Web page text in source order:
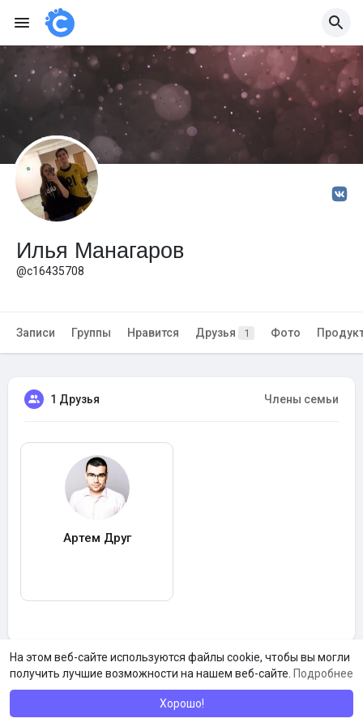
На этом веб-сайте используются файлы cookie, чтобы вы могли
получить лучшие возможности на нашем веб-сайте. Подробнее
Хорошо!
Илья Манагаров
@c16435708
Записи Группы Нравится Друзья 1 Фото
1 Друзья Члены семьи
Артем Друг